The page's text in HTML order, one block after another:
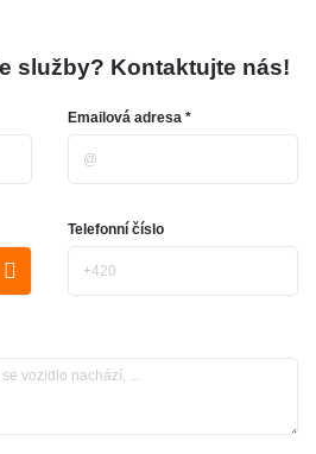
služby? Kontaktujte nás!
Emailová adresa *
Telefonní číslo